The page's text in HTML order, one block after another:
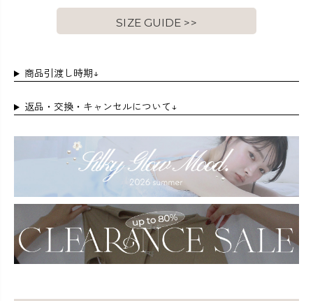
SIZE GUIDE >>
商品引渡し時期↓
返品・交換・キャンセルについて↓